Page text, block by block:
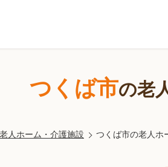
つくば市の老
人ホーム・介護施設 つくば市の老人ホ